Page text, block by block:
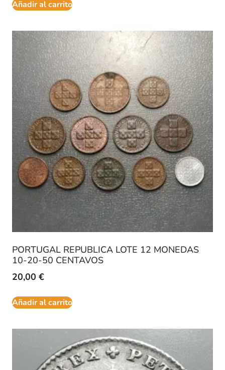
Añadir al carrito
PORTUGAL REPUBLICA LOTE 12 MONEDAS
10-20-50 CENTAVOS
20,00 €
Añadir al carrito